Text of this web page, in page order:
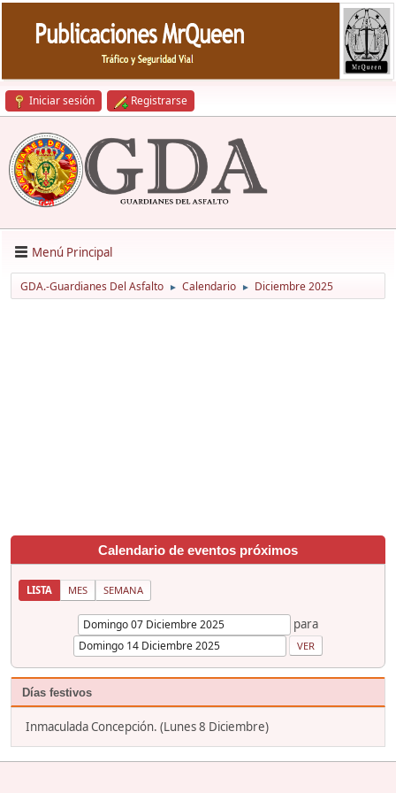
Iniciar sesión Registrarse
Menú Principal
GDA.-Guardianes Del Asfalto ► Calendario ► Diciembre 2025
Calendario de eventos próximos
LISTA MES SEMANA
para
Días festivos
Inmaculada Concepción. (Lunes 8 Diciembre)